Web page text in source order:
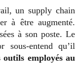
un supply chain
à être augmenté.
à son poste. Le
sous-entend qu’il
outils employés au